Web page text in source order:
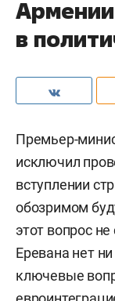
в
Премьер-
исключил
вступлении
обозримом
этот вопрос
Еревана нет
ключевые